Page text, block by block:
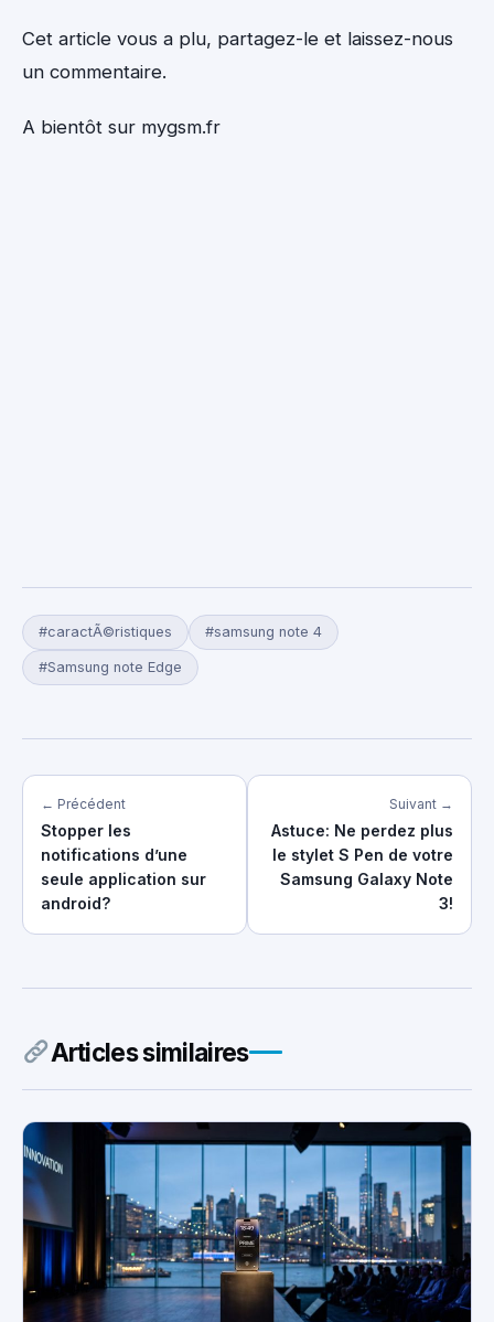
Cet article vous a plu, partagez-le et laissez-nous
un commentaire.
A bientôt sur mygsm.fr
#caractÃ©ristiques #samsung note 4
#Samsung note Edge
← Précédent
Stopper les
notifications d’une
seule application sur
android?
Suivant →
Astuce: Ne perdez plus
le stylet S Pen de votre
Samsung Galaxy Note
3!
Articles similaires